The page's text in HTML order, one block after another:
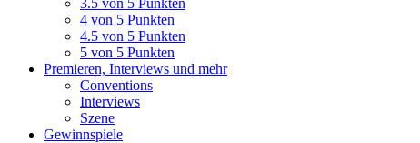
3.5 von 5 Punkten
4 von 5 Punkten
4.5 von 5 Punkten
5 von 5 Punkten
Premieren, Interviews und mehr
Conventions
Interviews
Szene
Gewinnspiele